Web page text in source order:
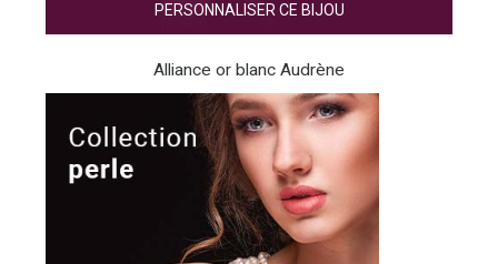
PERSONNALISER CE BIJOU
Alliance or blanc Audrène